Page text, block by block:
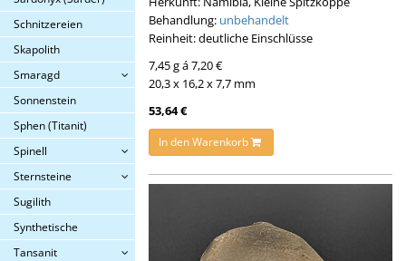
Schnitzereien
Skapolith
Smaragd
Sonnenstein
Sphen (Titanit)
Spinell
Sternsteine
Sugilith
Synthetische
Tansanit
Behandlung: unbehandelt
Reinheit: deutliche Einschlüsse
7,45 g á 7,20 €
20,3 x 16,2 x 7,7 mm
53,64 €
In den Warenkorb